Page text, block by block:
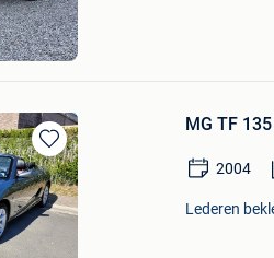
Bewaren
in
Mijn
Favorieten
MG TF 135
2004
Lederen